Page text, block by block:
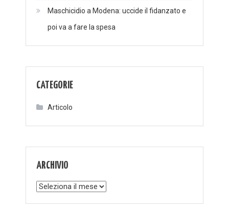
Maschicidio a Modena: uccide il fidanzato e
poi va a fare la spesa
CATEGORIE
Articolo
ARCHIVIO
Archivio